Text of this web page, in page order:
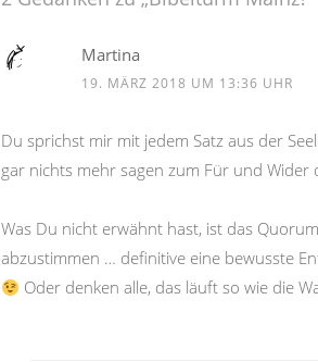
Martina
19. MÄRZ 2018 UM 13:36 UHR
Du sprichst mir mit jedem Satz aus der
gar nichts mehr sagen zum Für und Wider
Was Du nicht erwähnt hast, ist das
abzustimmen … definitive eine bewusste
Oder denken alle, das läuft so wie die